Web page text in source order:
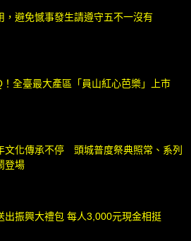
，避免憾事發生請遵守五不一沒有
全臺最大產區「員山紅心芭樂」上市
文化傳承不停 頭城普度祭典照常、系列
登場
出振興大禮包 每人3,000元現金相挺